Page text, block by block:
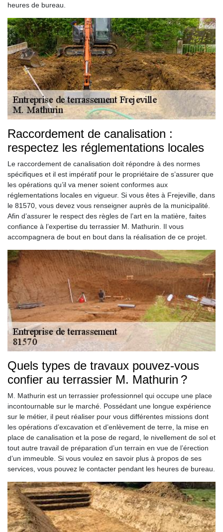
heures de bureau.
Raccordement de canalisation :
respectez les réglementations locales
Le raccordement de canalisation doit répondre à des normes
spécifiques et il est impératif pour le propriétaire de s’assurer que
les opérations qu’il va mener soient conformes aux
réglementations locales en vigueur. Si vous êtes à Frejeville, dans
le 81570, vous devez vous renseigner auprès de la municipalité.
Afin d’assurer le respect des règles de l’art en la matière, faites
confiance à l’expertise du terrassier M. Mathurin. Il vous
accompagnera de bout en bout dans la réalisation de ce projet.
Quels types de travaux pouvez-vous
confier au terrassier M. Mathurin ?
M. Mathurin est un terrassier professionnel qui occupe une place
incontournable sur le marché. Possédant une longue expérience
sur le métier, il peut réaliser pour vous différentes missions dont
les opérations d’excavation et d’enlèvement de terre, la mise en
place de canalisation et la pose de regard, le nivellement de sol et
tout autre travail de préparation d’un terrain en vue de l’érection
d’un immeuble. Si vous voulez en savoir plus à propos de ses
services, vous pouvez le contacter pendant les heures de bureau.